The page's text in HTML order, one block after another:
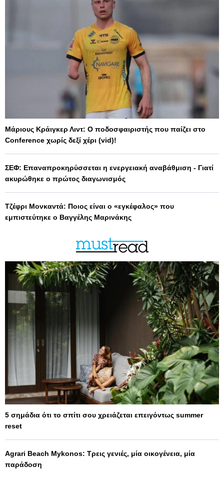
Μάριους Κράιγκερ Λιντ: Ο ποδοσφαιριστής που παίζει στο
Conference χωρίς δεξί χέρι (vid)!
ΣΕΦ: Επαναπροκηρύσσεται η ενεργειακή αναβάθμιση - Γιατί
ακυρώθηκε ο πρώτος διαγωνισμός
Τζέφρι Μονκαντά: Ποιος είναι ο «εγκέφαλος» που
εμπιστεύτηκε ο Βαγγέλης Μαρινάκης
5 σημάδια ότι το σπίτι σου χρειάζεται επειγόντως summer
reset
Agrari Beach Mykonos: Τρεις γενιές, μία οικογένεια, μία
παράδοση